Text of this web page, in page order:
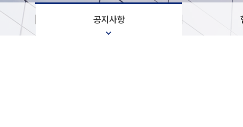
공지사항